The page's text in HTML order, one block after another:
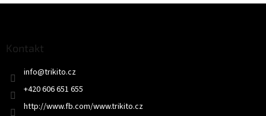
Kontakt
info@trikito.cz
+420 606 651 655
http://www.fb.com/www.trikito.cz